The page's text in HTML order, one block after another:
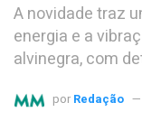
A novidade traz
energia e a
alvinegra, com
por Redação